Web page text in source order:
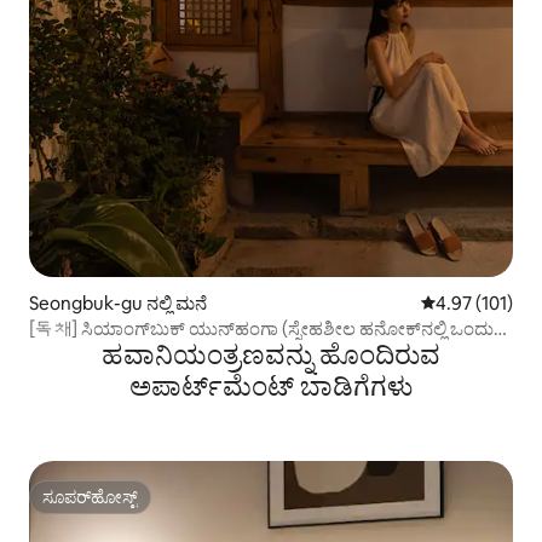
Seongbuk-gu ನಲ್ಲಿ ಮನೆ 5 ರಲ್ಲಿ 4.97
4.97 (101)
[독채] ಸಿಯಾಂಗ್‌ಬುಕ್ ಯುನ್‌ಹಂಗಾ (ಸ್ನೇಹಶೀಲ ಹನೋಕ್‌ನಲ್ಲಿ ಒಂದು
ಹವಾನಿಯಂತ್ರಣವನ್ನು ಹೊಂದಿರುವ
ಅಪಾರ್ಟ್‌ಮೆಂಟ್‌ ಬಾಡಿಗೆಗಳು
ಸೂಪರ್‌ಹೋಸ್ಟ್
ಸೂಪರ್‌ಹೋಸ್ಟ್